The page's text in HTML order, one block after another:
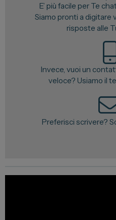
Vendi la tua auto
Soluzioni Business
E’ più facile per Te
Siamo pronti a
risposte alle
Invece, vuoi un
veloce? Usiamo il
Preferisci scrivere?